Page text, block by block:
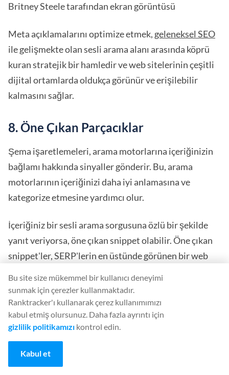
Britney Steele tarafından ekran görüntüsü
Meta açıklamalarını optimize etmek, geleneksel SEO
ile gelişmekte olan sesli arama alanı arasında köprü
kuran stratejik bir hamledir ve web sitelerinin çeşitli
dijital ortamlarda oldukça görünür ve erişilebilir
kalmasını sağlar.
8. Öne Çıkan Parçacıklar
Şema işaretlemeleri, arama motorlarına içeriğinizin
bağlamı hakkında sinyaller gönderir. Bu, arama
motorlarının içeriğinizi daha iyi anlamasına ve
kategorize etmesine yardımcı olur.
İçeriğiniz bir sesli arama sorgusuna özlü bir şekilde
yanıt veriyorsa, öne çıkan snippet olabilir. Öne çıkan
snippet'ler, SERP'lerin en üstünde görünen bir web
Kullanıcıların sesli arama sorgularına hızlı yanıtlar
almalarını sağlarlar. Aslında, öne çıkan snipper'lar
sesli arama sonuçlarının %40,7
Bu site size mükemmel bir kullanıcı deneyimi
sunmak için çerezler kullanmaktadır.
Ranktracker'ı kullanarak çerez kullanımımızı
kabul etmiş olursunuz. Daha fazla ayrıntı için
gizlilik politikamızı kontrol edin.
Kabul et